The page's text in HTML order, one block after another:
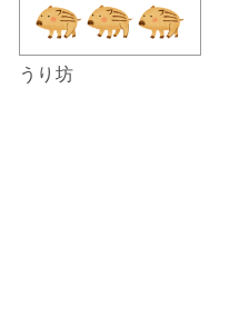
うり坊